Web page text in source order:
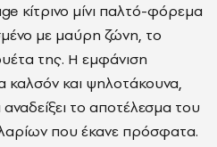
κίτρινο μίνι παλτό-φόρεμα
με μαύρη ζώνη, το
της. Η εμφάνιση
και ψηλοτάκουνα,
το αποτέλεσμα του
που έκανε πρόσφατα.